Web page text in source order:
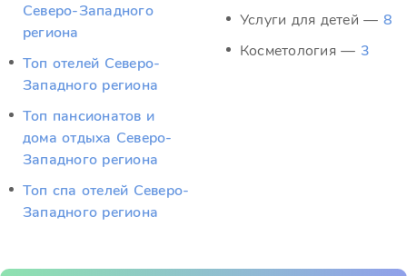
Северо-Западного
региона
Топ отелей Северо-
Западного региона
Топ пансионатов и
дома отдыха Северо-
Западного региона
Топ спа отелей Северо-
Западного региона
Услуги для детей — 8
Косметология — 3